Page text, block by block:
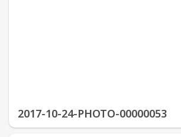
2017-10-24-PHOTO-00000053